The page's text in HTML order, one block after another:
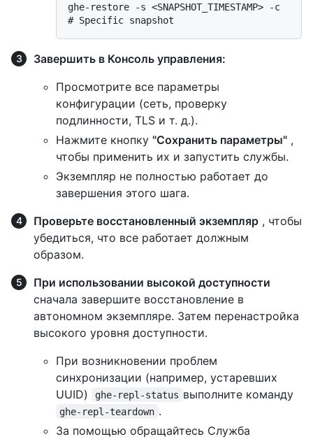
ghe-restore -s <SNAPSHOT_TIMESTAMP> -c
Завершить в Консоль управления:
Просмотрите все параметры
конфигурации (сеть, проверку
подлинности, TLS и т. д.).
Нажмите кнопку "Сохранить параметры" ,
чтобы применить их и запустить службы.
Экземпляр не полностью работает до
завершения этого шага.
Проверьте восстановленный экземпляр , чтобы
убедиться, что все работает должным
образом.
При использовании высокой доступности
сначала завершите восстановление в
автономном экземпляре. Затем перенастройка
высокого уровня доступности.
При возникновении проблем
синхронизации (например, устаревших
UUID)
ghe-repl-status выполните команду
ghe-repl-teardown .
За помощью обращайтесь Служба